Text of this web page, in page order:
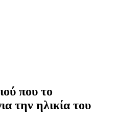
που το
την ηλικία του